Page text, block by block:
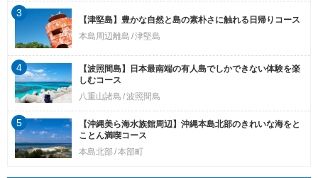
【津堅島】豊かな自然と島の素朴さに触れる日帰りコース
本島周辺離島 津堅島
3
【波照間島】日本最南端の有人島でしかできない体験を楽
しむコース
八重山諸島 波照間島
4
【沖縄美ら海水族館周辺】沖縄本島北部のきれいな海をと
ことん満喫コース
本島北部 本部町
5